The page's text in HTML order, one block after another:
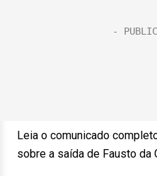
Leia o comunicado
sobre a saída de Fausto da